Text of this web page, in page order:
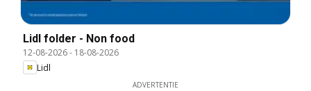
Lidl folder - Non food
12-08-2026- 18-08-2026
Lidl
ADVERTENTIE